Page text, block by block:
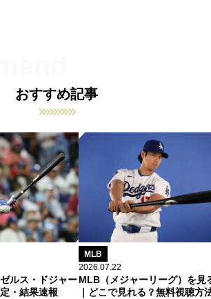
おすすめ記事
ルス・ドジャー
・結果速報
MLB
2026.07.22
MLB（メジャーリーグ）を見
｜どこで見れる？無料視聴方